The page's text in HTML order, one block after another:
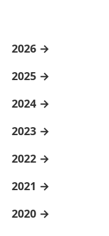
2026
2025
2024
2023
2022
2021
2020